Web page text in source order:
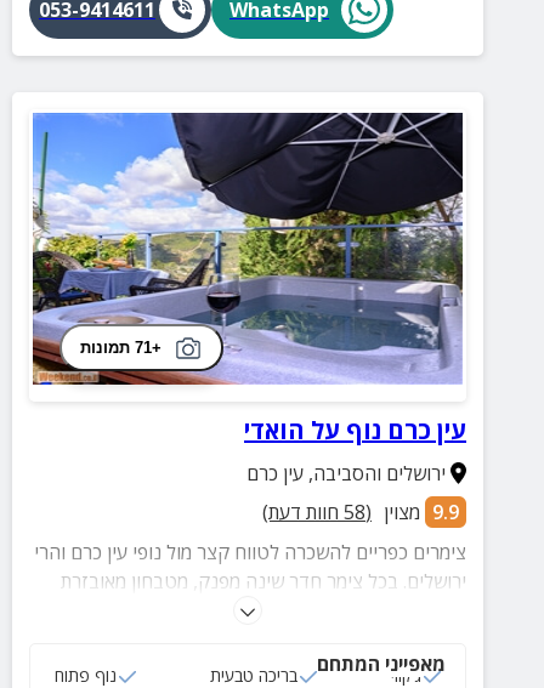
WhatsApp
053-9414611
+71 תמונות
עין כרם נוף על הואדי
ירושלים והסביבה,עין כרם
9.9 מצוין (
58 חוות דעת)
צימרים כפריים להשכרה לטווח קצר מול נופי עין כרם והרי
ירושלים. בכל צימר חדר שינה מפנק, מטבחון מאובזרת
ומרפסת פרטית באווירה שקטה ופסטורלית.
מאפייני המתחם
ג‘קוזי בריכה טבעית נוף פתוח